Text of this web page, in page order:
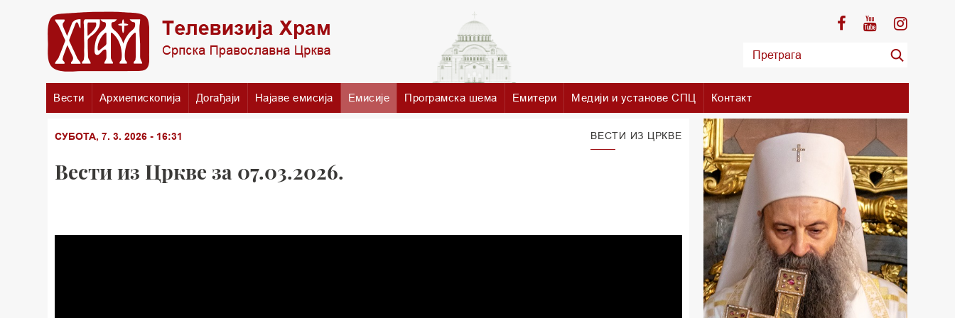
Вести Архиепископија Догађаји Најаве емисија Емисије Програмска шема Емитери Медији и установе СПЦ Контакт
СУБОТА, 7. 3. 2026 - 16:31 ВЕСТИ ИЗ ЦРКВЕ
Вести из Цркве за 07.03.2026.